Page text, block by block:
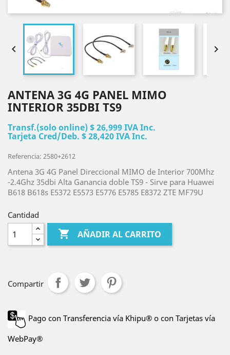
 
ANTENA 3G 4G PANEL MIMO
INTERIOR 35DBI TS9
Transf.(solo online) $ 26,999 IVA Inc.
Tarjeta Cred/Deb. $ 28,420 IVA Inc.
Referencia: 2580+2612
Antena 3G 4G Panel Direccional MIMO de Interior 700Mhz
-2.4Ghz 35dbi Alta Ganancia doble TS9 - Sirve para Huawei
B618 B618s E5372 E5573 E5776 E5785 E8372 ZTE MF79U
Cantidad
 AÑADIR AL CARRITO
Compartir
Pago con Transferencia vía Khipu® o con Tarjetas vía
WebPay®